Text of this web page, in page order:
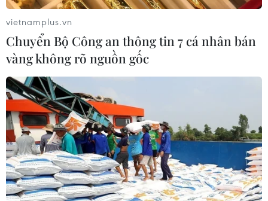
vietnamplus.vn
Chuyển Bộ Công an thông tin 7 cá nhân bán
vàng không rõ nguồn gốc